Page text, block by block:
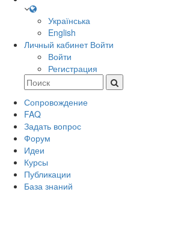
Українська
English
Личный кабинет Войти
Войти
Регистрация
Сопровождение
FAQ
Задать вопрос
Форум
Идеи
Курсы
Публикации
База знаний